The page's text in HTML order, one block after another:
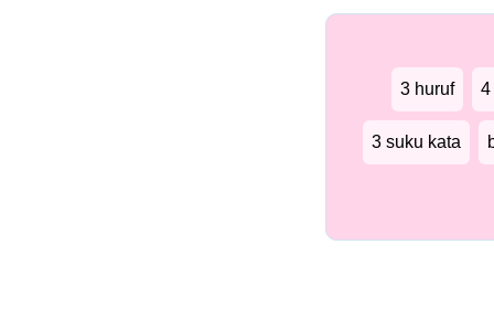
3 huruf 4
3 suku kata